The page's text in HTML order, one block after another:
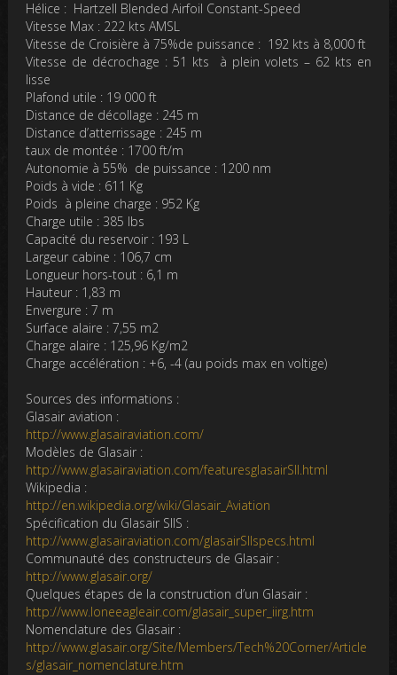
Hélice : Hartzell Blended Airfoil Constant-Speed
Vitesse Max : 222 kts AMSL
Vitesse de Croisière à 75%de puissance : 192 kts à 8,000 ft
Vitesse de décrochage : 51 kts à plein volets – 62 kts en
lisse
Plafond utile : 19 000 ft
Distance de décollage : 245 m
Distance d’atterrissage : 245 m
taux de montée : 1700 ft/m
Autonomie à 55% de puissance : 1200 nm
Poids à vide : 611 Kg
Poids à pleine charge : 952 Kg
Charge utile : 385 lbs
Capacité du reservoir : 193 L
Largeur cabine : 106,7 cm
Longueur hors-tout : 6,1 m
Hauteur : 1,83 m
Envergure : 7 m
Surface alaire : 7,55 m2
Charge alaire : 125,96 Kg/m2
Charge accélération : +6, -4 (au poids max en voltige)
Sources des informations :
Glasair aviation :
http://www.glasairaviation.com/
Modèles de Glasair :
http://www.glasairaviation.com/featuresglasairSII.html
Wikipedia :
http://en.wikipedia.org/wiki/Glasair_Aviation
Spécification du Glasair SIIS :
http://www.glasairaviation.com/glasairSIIspecs.html
Communauté des constructeurs de Glasair :
http://www.glasair.org/
Quelques étapes de la construction d’un Glasair :
http://www.loneeagleair.com/glasair_super_iirg.htm
Nomenclature des Glasair :
http://www.glasair.org/Site/Members/Tech%20Corner/Article
s/glasair_nomenclature.htm